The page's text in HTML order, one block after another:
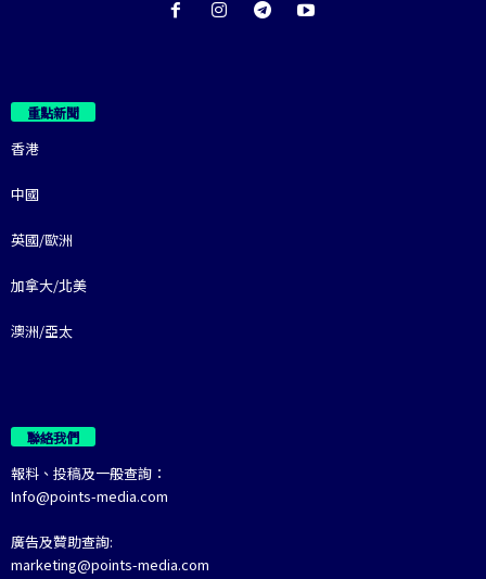
重點新聞
香港
中國
英國/歐洲
加拿大/北美
澳洲/亞太
聯絡我們
報料、投稿及一般查詢：
Info@points-media.com
廣告及贊助查詢:
marketing@points-media.com